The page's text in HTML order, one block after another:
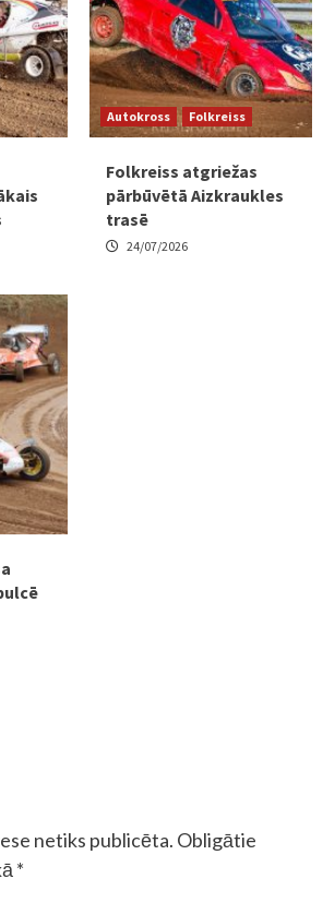
Autokross Folkreiss
Folkreiss atgriežas
pārbūvētā Aizkraukles
trasē
24/07/2026
netiks publicēta. Obligātie
*